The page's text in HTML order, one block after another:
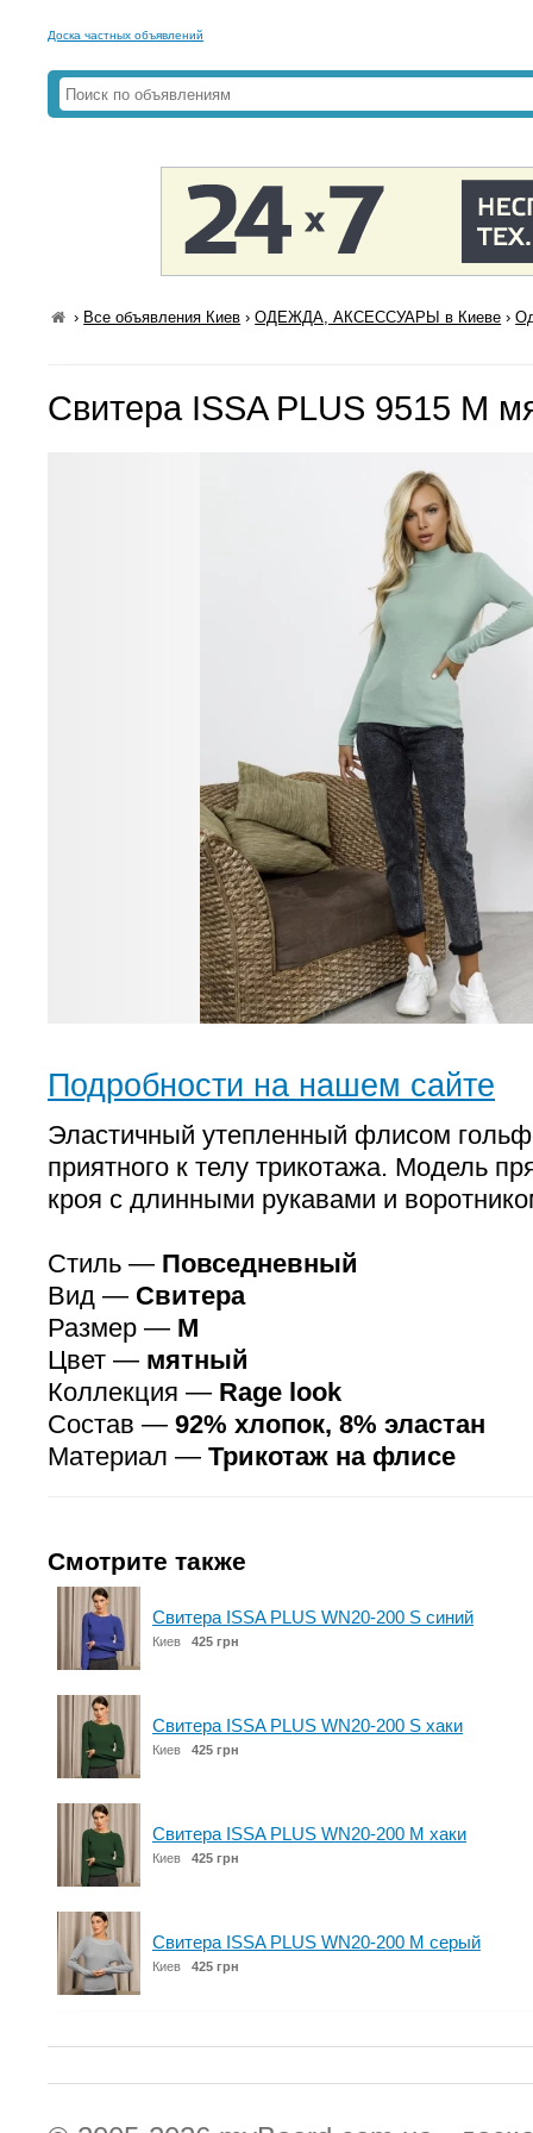
Доска частных объявлений
› Все объявления Киев ›ОДЕЖДА, АКСЕССУАРЫ в Киеве ›
Свитера ISSA PLUS 9515 M
Подробности на нашем сайте
Эластичный утепленный флисом
приятного к телу трикотажа. Модель
кроя с длинными рукавами и
Стиль — Повседневный
Вид — Свитера
Размер — M
Цвет — мятный
Коллекция — Rage look
Состав — 92% хлопок, 8% эластан
Материал — Трикотаж на флисе
Смотрите также
Свитера ISSA PLUS WN20-200 S синий
Киев 425 грн
Свитера ISSA PLUS WN20-200 S хаки
Киев 425 грн
Свитера ISSA PLUS WN20-200 M хаки
Киев 425 грн
Свитера ISSA PLUS WN20-200 M серый
Киев 425 грн